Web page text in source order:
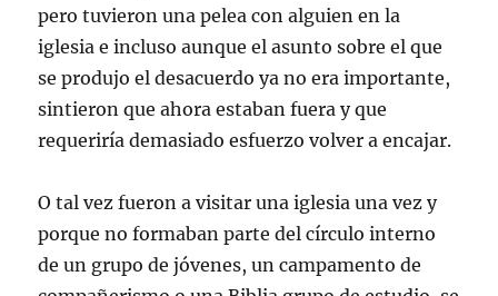
pero tuvieron una pelea con alguien en la
iglesia e incluso aunque el asunto sobre el que
se produjo el desacuerdo ya no era importante,
sintieron que ahora estaban fuera y que
requeriría demasiado esfuerzo volver a encajar.
O tal vez fueron a visitar una iglesia una vez y
porque no formaban parte del círculo interno
de un grupo de jóvenes, un campamento de